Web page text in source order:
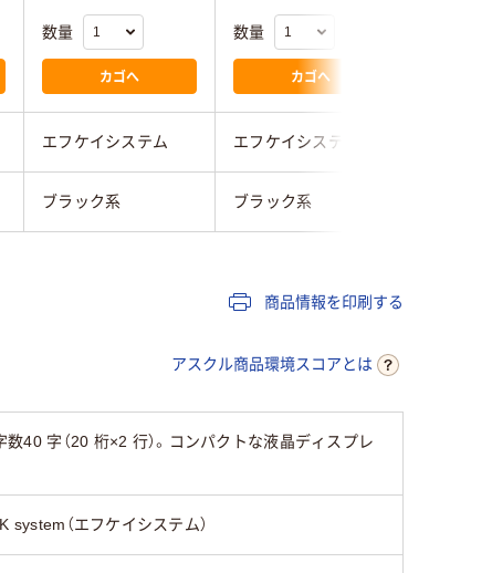
数量
カゴへ
数量
カゴへ
エフケイシステム エフケイシステム
ブラック系 ブラック系
商品情報を印刷する
アスクル商品環境スコアとは
40 字（20 桁×2 行）。コンパクトな液晶ディスプレ
system（エフケイシステム）